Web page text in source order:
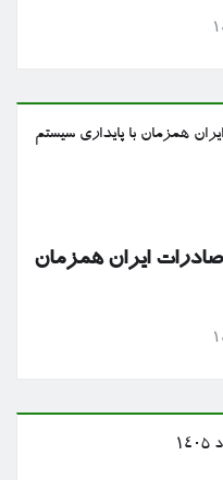
صادرات ایران همزمان